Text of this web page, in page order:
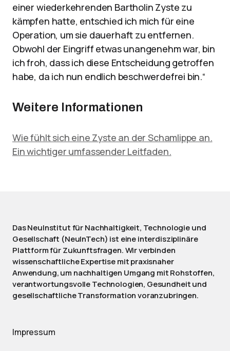
einer wiederkehrenden Bartholin Zyste zu
kämpfen hatte, entschied ich mich für eine
Operation, um sie dauerhaft zu entfernen.
Obwohl der Eingriff etwas unangenehm war, bin
ich froh, dass ich diese Entscheidung getroffen
habe, da ich nun endlich beschwerdefrei bin.“
Weitere Informationen
Wie fühlt sich eine Zyste an der Schamlippe an.
Ein wichtiger umfassender Leitfaden.
Das NeuInstitut für Nachhaltigkeit, Technologie und
Gesellschaft (NeuInTech) ist eine interdisziplinäre
Plattform für Zukunftsfragen. Wir verbinden
wissenschaftliche Expertise mit praxisnaher
Anwendung, um nachhaltigen Umgang mit Rohstoffen,
verantwortungsvolle Technologien, Gesundheit und
gesellschaftliche Transformation voranzubringen.
Impressum